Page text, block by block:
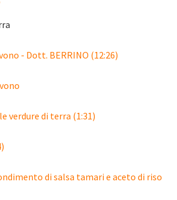
- Dott. BERRINO (12:26)
verdure di terra (1:31)
di salsa tamari e aceto di riso